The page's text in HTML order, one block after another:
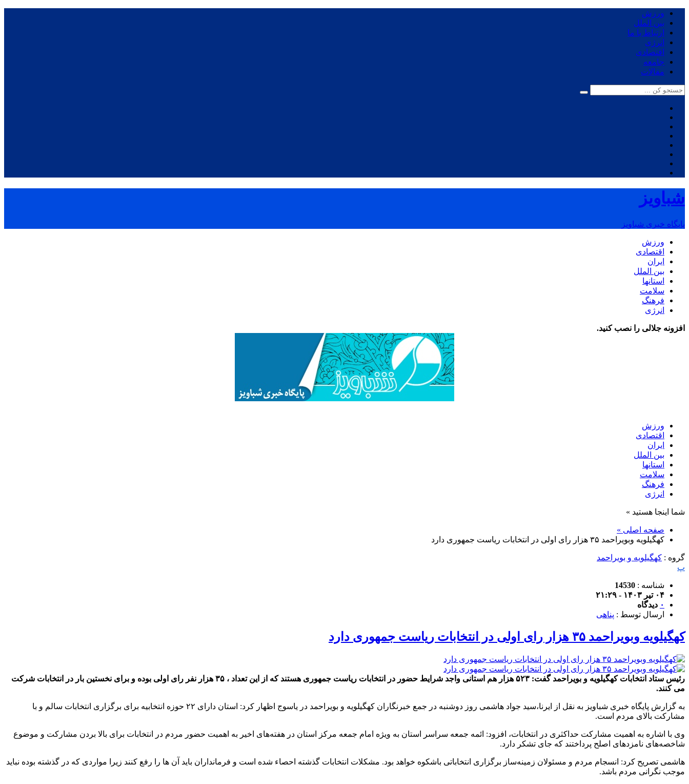
ورزش
بین الملل
ارتباط با ما
انرژی
اقتصادی
جامعه
مقالات
شباویز
پایگاه خبری شباویز
ورزش
اقتصادی
ایران
بین الملل
استانها
سلامت
فرهنگ
انرژی
افزونه جلالی را نصب کنید.
ورزش
اقتصادی
ایران
بین الملل
استانها
سلامت
فرهنگ
انرژی
شما اینجا هستید »
صفحه اصلی »
کهگیلویه وبویراحمد ۳۵ هزار رای اولی در انتخابات ریاست جمهوری دارد
گروه : کهگیلویه و بویراحمد
پ
شناسه : 14530
۰۴ تیر ۱۴۰۳ - ۲۱:۲۹
۰ دیدگاه
ارسال توسط : پناهی
کهگیلویه وبویراحمد ۳۵ هزار رای اولی در انتخابات ریاست جمهوری دارد
رئیس ستاد انتخابات کهگیلویه و بویراحمد گفت: ۵۲۳ هزار هم استانی واجد شرایط حضور در انتخابات ریاست جمهوری هستند که از این تعداد ، ۳۵ هزار نفر رای اولی بوده و برای نخستین بار در انتخابات شرکت
می کنند.
به گزارش پایگاه خبری شباویز به نقل از ایرنا،سید جواد هاشمی روز دوشنبه در جمع خبرنگاران کهگیلویه و بویراحمد در یاسوج اظهار کرد: استان دارای ۲۲ حوزه انتخابیه برای برگزاری انتخابات سالم و با
مشارکت بالای مردم است.
وی با اشاره به اهمیت مشارکت حداکثری در انتخابات، افزود: ائمه جمعه سراسر استان به ویژه امام جمعه مرکز استان در هفته‌های اخیر به اهمیت حضور مردم در انتخابات برای بالا بردن مشارکت و موضوع
شاخصه‌های نامزدهای اصلح پرداختند که جای تشکر دارد.
هاشمی تصریح کرد: انسجام مردم و مسئولان زمینه‌ساز برگزاری انتخاباتی باشکوه خواهد بود. مشکلات انتخابات گذشته احصاء شده است و فرمانداران باید آن ها را رفع کنند زیرا مواردی که در گذشته بوده نباید
موجب نگرانی مردم باشد.